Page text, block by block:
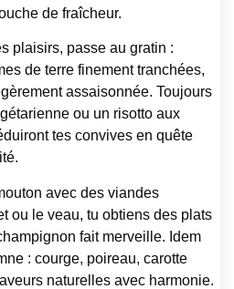
de fraîcheur.
plaisirs, passe au gratin :
de terre finement tranchées,
assaisonnée. Toujours
ou un risotto aux
tes convives en quête
avec des viandes
ou le veau, tu obtiens des plats
fait merveille. Idem
: courge, poireau, carotte
naturelles avec harmonie.